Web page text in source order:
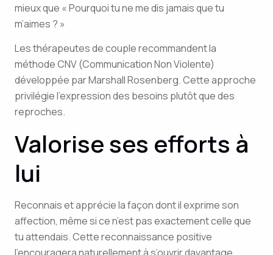
mieux que « Pourquoi tu ne me dis jamais que tu
m’aimes ? »
Les thérapeutes de couple recommandent la
méthode CNV (Communication Non Violente)
développée par Marshall Rosenberg. Cette approche
privilégie l’expression des besoins plutôt que des
reproches.
Valorise ses efforts à
lui
Reconnais et apprécie la façon dont il exprime son
affection, même si ce n’est pas exactement celle que
tu attendais. Cette reconnaissance positive